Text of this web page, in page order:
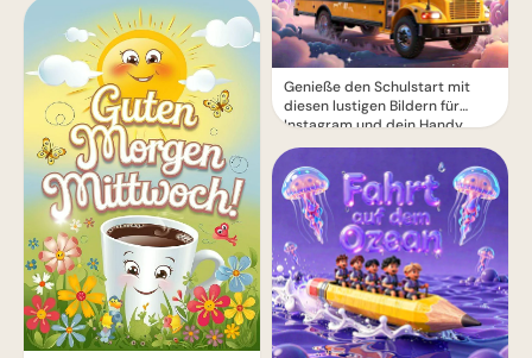
Genieße den Schulstart mit
diesen lustigen Bildern für
Instagram und dein Handy